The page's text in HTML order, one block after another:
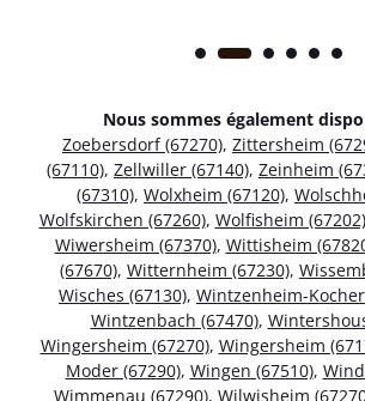
Nous sommes également
Zoebersdorf (67270), Zittersheim
(67110), Zellwiller (67140), Zeinheim
(67310), Wolxheim (67120),
Wolfskirchen (67260), Wolfisheim (67202)
Wiwersheim (67370), Wittisheim
(67670), Witternheim (67230),
Wisches (67130), Wintzenheim-
Wintzenbach (67470),
Wingersheim (67270), Wingersheim
Moder (67290), Wingen (67510),
Wimmenau (67290), Wilwisheim